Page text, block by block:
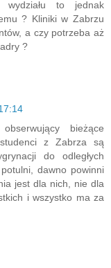
wydziału to jednak
? Kliniki w Zabrzu
a czy potrzeba aż
?
bieżące
z Zabrza są
do odległych
dawno powinni
jest dla nich, nie dla
i wszystko ma za